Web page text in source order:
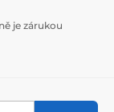
je zárukou